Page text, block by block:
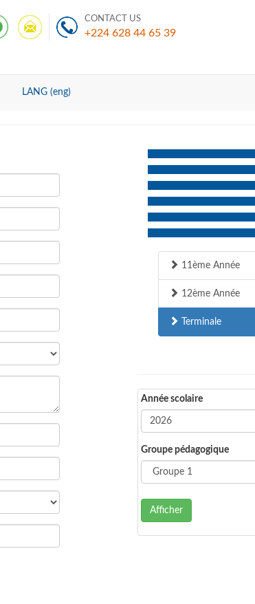
CONTACT US
+224 628 44 65 39
LANG (eng)
11ème Année
12ème Année
Terminale
Année scolaire
Groupe pédagogique
Afficher